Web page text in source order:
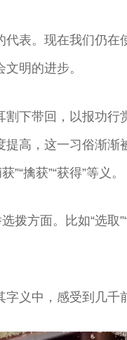
表。现在我们仍在
明的进步。
下带回，以报功行
高，这一习俗渐渐
擒获”“获得”等义。
拨方面。比如“选取
义中，感受到几千